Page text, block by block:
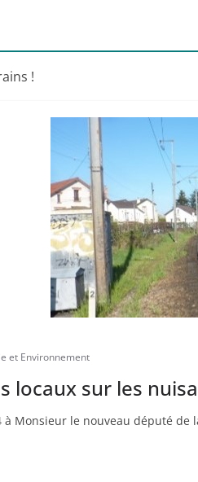
!
et Environnement
locaux sur les
à Monsieur le nouveau député